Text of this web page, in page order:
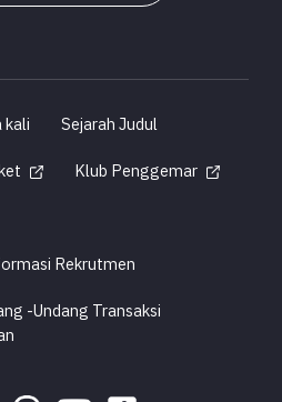
kali
Sejarah Judul
Klub Penggemar
Rekrutmen
-Undang Transaksi